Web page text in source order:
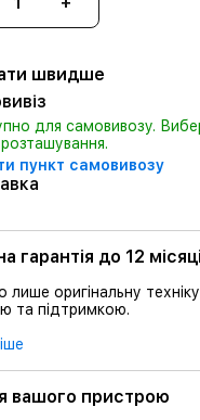
швидше
для самовивозу.
пункт самовивозу
гарантія до 12
лише оригінальну
та підтримкою.
вашого пристрою